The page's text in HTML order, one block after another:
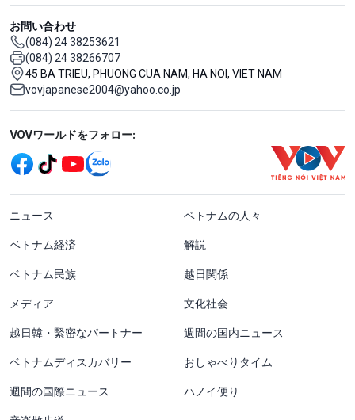
お問い合わせ
(084) 24 38253621
(084) 24 38266707
45 BA TRIEU, PHUONG CUA NAM, HA NOI, VIET NAM
vovjapanese2004@yahoo.co.jp
Mạng xã hội
VOVワールドをフォロー:
menu footer tiếng Nhật
ニュース ベトナムの人々
ベトナム経済 解説
ベトナム民族 越日関係
メディア 文化社会
越日韓・緊密なパートナー 週間の国内ニュース
ベトナムディスカバリー おしゃべりタイム
週間の国際ニュース ハノイ便り